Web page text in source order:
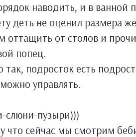
наводить, и в ванной
деть не оценил размера
оттащить от столов и
попец.
подросток есть
управлять.
слюни-пузыри)))
что сейчас мы смотрим